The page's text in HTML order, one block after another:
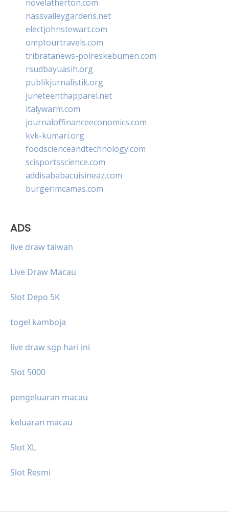
novelatherton.com
nassvalleygardens.net
electjohnstewart.com
omptourtravels.com
tribratanews-polreskebumen.com
rsudbayuasih.org
publikjurnalistik.org
juneteenthapparel.net
italywarm.com
journaloffinanceeconomics.com
kvk-kumari.org
foodscienceandtechnology.com
scisportsscience.com
addisababacuisineaz.com
burgerimcamas.com
ADS
live draw taiwan
Live Draw Macau
Slot Depo 5K
togel kamboja
live draw sgp hari ini
Slot 5000
pengeluaran macau
keluaran macau
Slot XL
Slot Resmi